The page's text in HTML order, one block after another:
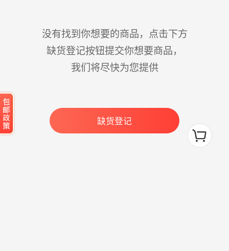
没有找到你想要的商品，点击下方
缺货登记按钮提交你想要商品，
我们将尽快为您提供
缺货登记